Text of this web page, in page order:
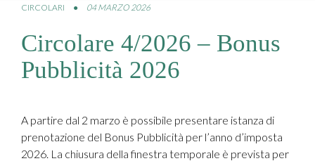
CIRCOLARI ● 04 MARZO 2026
Circolare 4/2026 – Bonus
Pubblicità 2026
A partire dal 2 marzo è possibile presentare istanza di
prenotazione del Bonus Pubblicità per l’anno d’imposta
2026. La chiusura della finestra temporale è prevista per